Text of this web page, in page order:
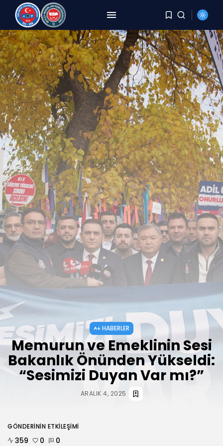
ARAMA
SON HABERLER
HABERLER
8 Yıldır Aynı Kriz, Aynı
Yorgunluk,...
AĞUSTOS 6, 2026
HABERLER
DEMİREL: TÜİK Rakam Yazıyor,
Millet Bedel...
AĞUSTOS 4, 2026
HABERLER
YER DEĞİŞTİRME TALEBİ
KARŞILANMAYAN PERSONELE
BECAYİŞ...
AĞUSTOS 3, 2026
HABERLER
ANKARA 2. NOLU ŞUBESİ 1.
OLAĞAN...
TEMMUZ 31, 2026
BIZI TAKIP
HABERLER
Memurun ve Emeklinin Sesi
Bakanlık Önünden Yükseldi:
“Sesimizi Duyan Var mı?”
ARALIK 4, 2025
GÖNDERININ ETKILEŞIMI
359 0 0